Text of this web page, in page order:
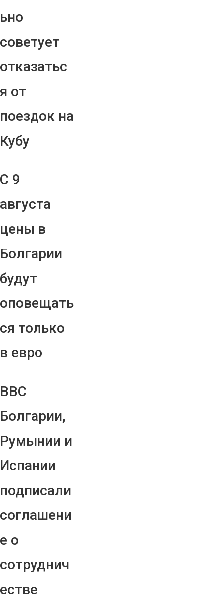
ьно
советует
отказатьс
я от
поездок на
Кубу
С 9
августа
цены в
Болгарии
будут
оповещать
ся только
в евро
ВВС
Болгарии,
Румынии и
Испании
подписали
соглашени
е о
сотруднич
естве